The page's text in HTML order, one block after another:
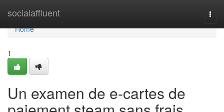
socialaffluent
Home
Home
1
Un examen de e-cartes de